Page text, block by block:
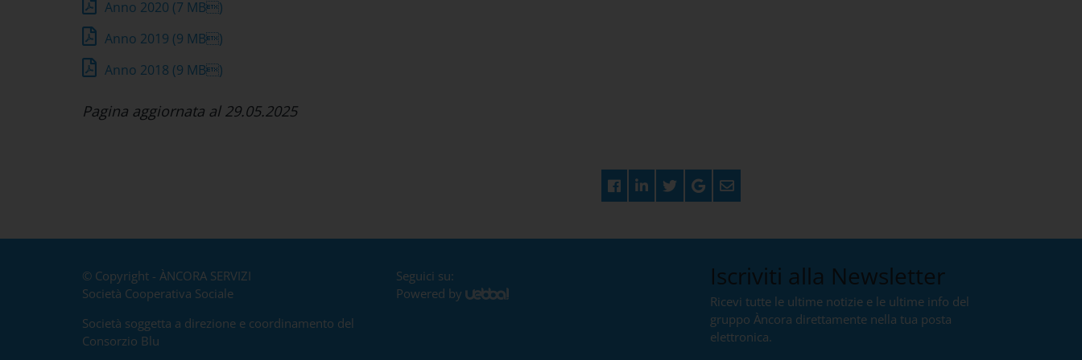
Anno 2020 (7 MB)
Anno 2019 (9 MB)
Anno 2018 (9 MB)
Pagina aggiornata al 29.05.2025
© Copyright - ÀNCORA SERVIZI
Società Cooperativa Sociale
Società soggetta a direzione e coordinamento del
Consorzio Blu
Seguici su:
Powered by
Iscriviti alla Newsletter
Ricevi tutte le ultime notizie e le ultime info del
gruppo Àncora direttamente nella tua posta
elettronica.